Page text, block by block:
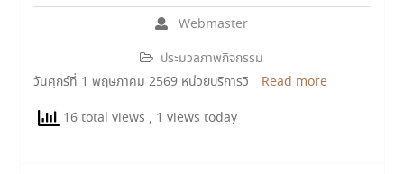
Webmaster
ประมวลภาพกิจกรรม
วันศุกร์ที่ 1 พฤษภาคม 2569 หน่วยบริการวิ
Read more
16 total views , 1 views today